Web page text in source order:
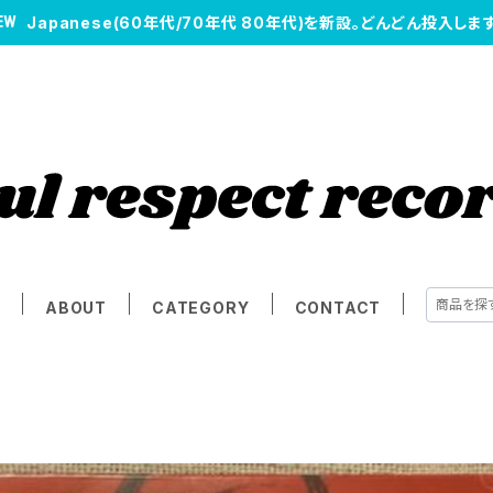
Japanese(60年代/70年代 80年代)を新設。どんどん投入します
ABOUT CATEGORY CONTACT